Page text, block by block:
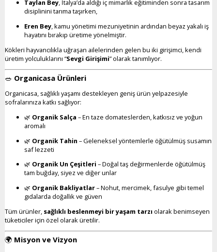
Taylan Bey, İtalya’da aldığı iç mimarlık eğitiminden sonra tasarım
disiplinini tarıma taşırken,
Eren Bey, kamu yönetimi mezuniyetinin ardından beyaz yakalı iş
hayatını bırakıp üretime yönelmiştir.
Kökleri hayvancılıkla uğraşan ailelerinden gelen bu iki girişimci, kendi
üretim yolculuklarını “Sevgi Girişimi” olarak tanımlıyor.
🥗 Organicasa Ürünleri
Organicasa, sağlıklı yaşamı destekleyen geniş ürün yelpazesiyle
sofralarınıza katkı sağlıyor:
🌿 Organik Salça – En taze domateslerden, katkısız ve yoğun
aromalı
🌿 Organik Tahin – Geleneksel yöntemlerle öğütülmüş susamın
saf lezzeti
🌿 Organik Un Çeşitleri – Doğal taş değirmenlerde öğütülmüş
tam buğday, siyez ve diğer unlar
🌿 Organik Bakliyatlar– Nohut, mercimek, fasulye gibi temel
gıdalarda doğallık ve güven
Tüm ürünler, sağlıklı beslenmeyi bir yaşam tarzı olarak benimseyen
tüketiciler için özel olarak üretilir.
🌍 Misyon ve Vizyon